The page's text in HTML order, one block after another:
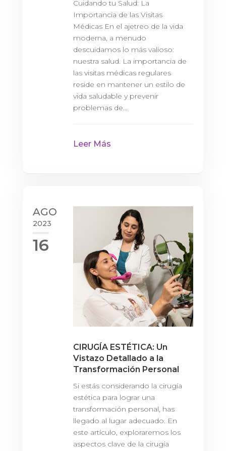
Cuidando tu Salud: La
Importancia de las Visitas
Médicas En el ajetreo de la vida
moderna, a menudo
descuidamos lo más valioso:
nuestra salud. La importancia de
las visitas médicas regulares
reside en mantener un estilo de
vida saludable y prevenir
problemas de...
Leer Más
AGO
2023
16
CIRUGÍA ESTÉTICA: Un
Vistazo Detallado a la
Transformación Personal
Si estás considerando la cirugía
estética para lograr una
transformación personal, has
llegado al lugar adecuado. En
este artículo, exploraremos los
aspectos clave de la cirugía